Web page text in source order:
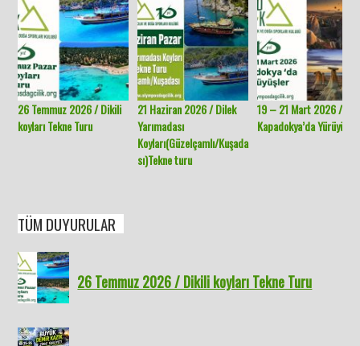
26 Temmuz 2026 / Dikili
koyları Tekne Turu
21 Haziran 2026 / Dilek
Yarımadası
Koyları(Güzelçamlı/Kuşada
sı)Tekne turu
19 – 21 Mart 2026 /
Kapadokya’da Yürüyüşler
TÜM DUYURULAR
26 Temmuz 2026 / Dikili koyları Tekne Turu